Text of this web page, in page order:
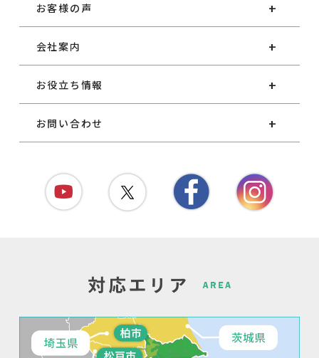
お客様の声
会社案内
お役立ち情報
お問い合わせ